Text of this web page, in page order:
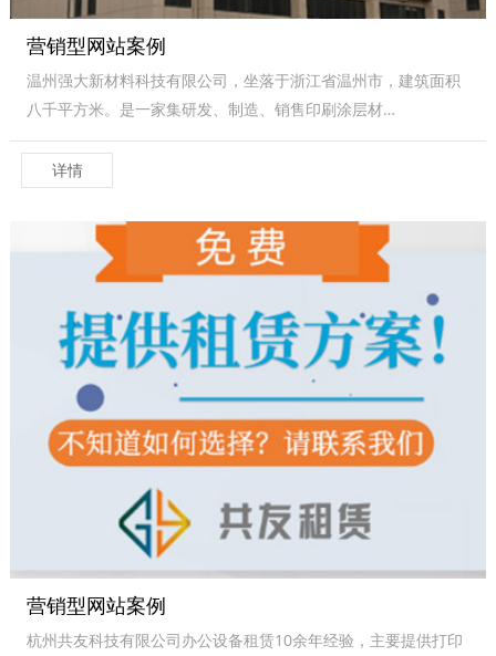
营销型网站案例
温州强大新材料科技有限公司，坐落于浙江省温州市，建筑面积
八千平方米。是一家集研发、制造、销售印刷涂层材…
详情
营销型网站案例
杭州共友科技有限公司办公设备租赁10余年经验，主要提供打印